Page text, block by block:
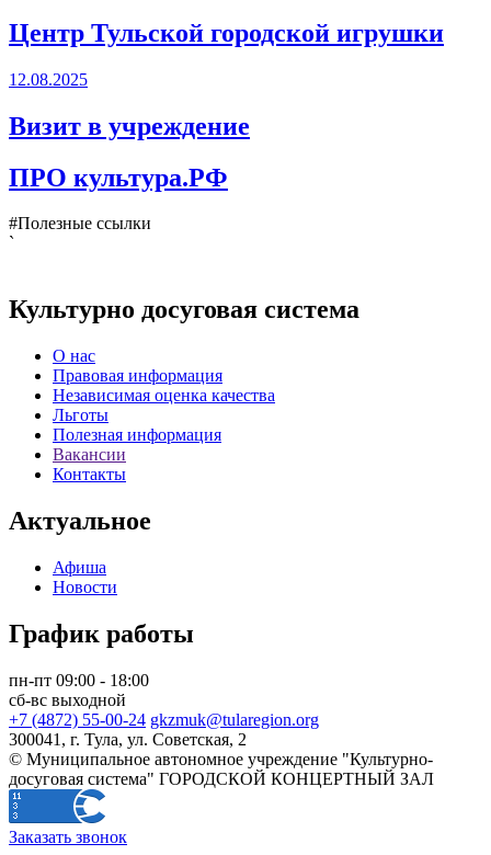
Центр Тульской городской игрушки
12.08.2025
Визит в учреждение
ПРО культура.РФ
#Полезные ссылки
`
Культурно досуговая система
О нас
Правовая информация
Независимая оценка качества
Льготы
Полезная информация
Вакансии
Контакты
Актуальное
Афиша
Новости
График работы
пн-пт 09:00 - 18:00
сб-вс выходной
+7 (4872) 55-00-24 gkzmuk@tularegion.org
300041, г. Тула, ул. Советская, 2
© Муниципальное автономное учреждение "Культурно-
досуговая система" ГОРОДСКОЙ КОНЦЕРТНЫЙ ЗАЛ
Заказать звонок